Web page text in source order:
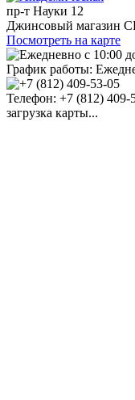
пр-т Науки 12
Джинсовый магазин
Посмотреть на карте
График работы:
Телефон: +7 (812) 409-
загрузка карты...